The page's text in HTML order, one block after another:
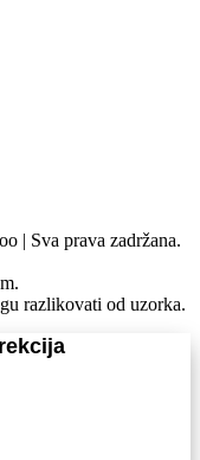
| Sva prava zadržana.
razlikovati od uzorka.